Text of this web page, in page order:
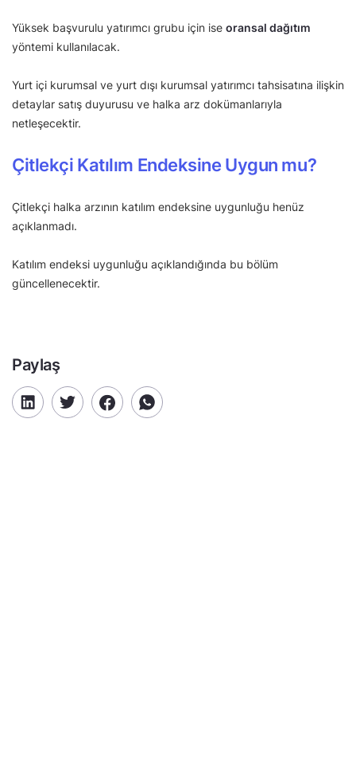
Yüksek başvurulu yatırımcı grubu için ise oransal dağıtım
yöntemi kullanılacak.
Yurt içi kurumsal ve yurt dışı kurumsal yatırımcı tahsisatına ilişkin
detaylar satış duyurusu ve halka arz dokümanlarıyla
netleşecektir.
Çitlekçi Katılım Endeksine Uygun mu?
Çitlekçi halka arzının katılım endeksine uygunluğu henüz
açıklanmadı.
Katılım endeksi uygunluğu açıklandığında bu bölüm
güncellenecektir.
Paylaş